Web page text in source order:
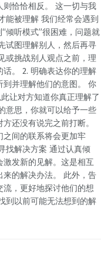
则恰恰相反。 这一切与我
能被理解 我们经常会遇到
倾听模式”很困难，问题就
试图理解别人，然后再寻
或挑战别人观点之前，理
。 2. 明确表达你的理解
并理解他们的意图。 你
让对方知道你真正理解了
意思，你就可以给予一些
还没有说完之前打断。
之间的联系将会更加牢
找解决方案 通过认真倾
发新的见解。这是相互
的解决办法。 此外，告
，更好地探讨他们的想
到以前可能无法想到的解